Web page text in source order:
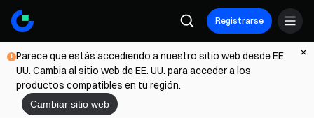
Registrarse
Parece que estás accediendo a nuestro sitio web desde EE.
UU. Cambia al sitio web de EE. UU. para acceder a los
productos compatibles en tu región.
Cambiar sitio web